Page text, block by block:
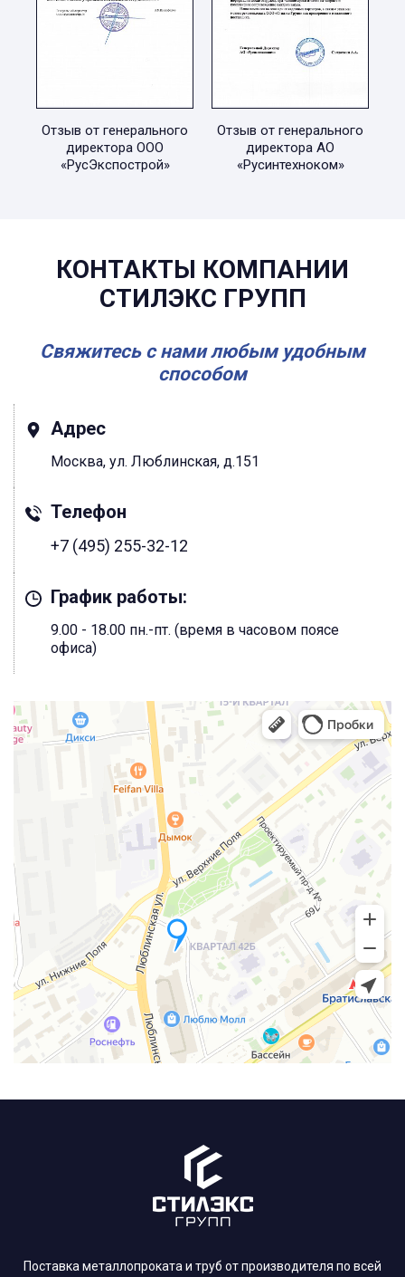
Отзыв от генерального
директора ООО
«РусЭкспострой»
Отзыв от генерального
директора АО
«Русинтехноком»
КОНТАКТЫ КОМПАНИИ
СТИЛЭКС ГРУПП
Свяжитесь с нами любым удобным
способом
Адрес
Москва, ул. Люблинская, д.151
Телефон
+7 (495) 255-32-12
График работы:
9.00 - 18.00 пн.-пт. (время в часовом поясе
офиса)
Поставка металлопроката и труб от производителя по всей